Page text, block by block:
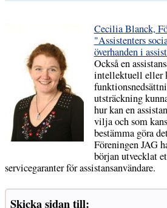
Cecilia Blanck,
"Assistenters
överhanden i
Också en
intellektuell eller
utsträckning
hur kan en
vilja och som
bestämma göra
Föreningen JAG
början utvecklat
servicegaranter för assistansanvändare.
Skicka sidan till: